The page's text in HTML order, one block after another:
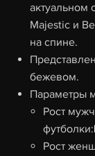
актуальном
Majestic и
на спине.
бежевом.
Параметры
Рост
футболки:
Рост